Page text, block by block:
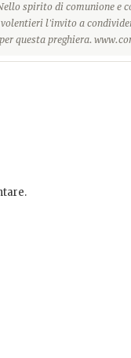
spirito di comunione e
l'invito a
questa preghiera.